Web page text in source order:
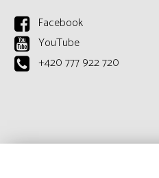
Facebook
YouTube
+420 777 922 720